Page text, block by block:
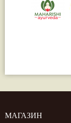
МАГАЗИН